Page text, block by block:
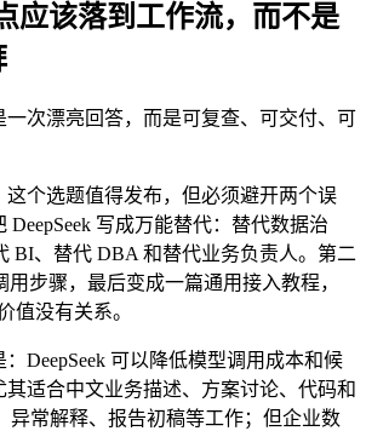
应该落到工作流，而不是
一次漂亮回答，而是可复查、可交付、可
这个选题值得发布，但必须避开两个误
DeepSeek 写成万能替代：替代数据治
BI、替代 DBA 和替代业务负责人。第二
步骤，最后变成一篇通用接入教程，
值没有关系。
DeepSeek 可以降低模型调用成本和候
适合中文业务描述、方案讨论、代码和
异常解释、报告初稿等工作；但企业数